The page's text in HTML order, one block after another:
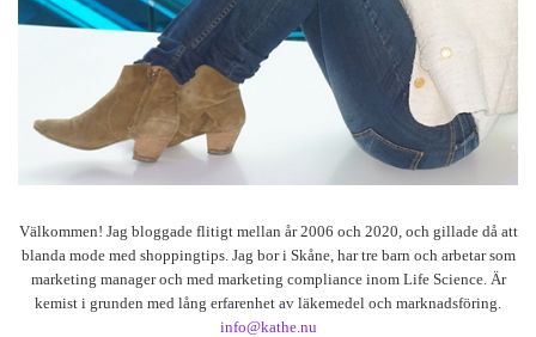
Välkommen! Jag bloggade flitigt mellan år 2006 och 2020, och gillade då att
blanda mode med shoppingtips. Jag bor i Skåne, har tre barn och arbetar som
marketing manager och med marketing compliance inom Life Science. Är
kemist i grunden med lång erfarenhet av läkemedel och marknadsföring.
info@kathe.nu